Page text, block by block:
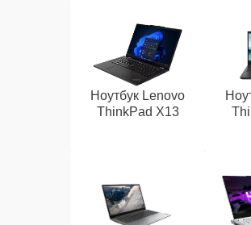
Ноутбук Lenovo
ThinkPad X13